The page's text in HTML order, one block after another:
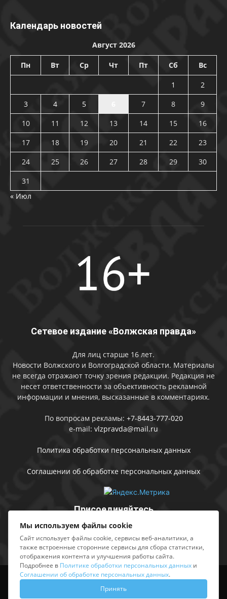
Календарь новостей
Август 2026
Пн Вт Ср Чт Пт Сб Вс
1
2
3
4 5 7 8
9
10
11 12 13 14 15
16
17
18 19 20 21 22
23
24
25 26 27 28 29
30
31
« Июл
Сетевое издание «Волжская правда»
Для лиц старше 16 лет.
Новости Волжского и Волгоградской области. Материалы
не всегда отражают точку зрения редакции. Редакция не
несет ответственности за объективность рекламной
информации и мнения, высказанные в комментариях.
По вопросам рекламы: +7-8443-777-020
e-mail: vlzpravda@mail.ru
Политика обработки персональных данных
Соглашении об обработке персональных данных
Присоединяйтесь
Выходные данные Sing in
© АМУ «Редакция газеты «Волжская правда», 2012-2026
Мы используем файлы cookie
Сайт использует файлы cookie, сервисы веб-аналитики, а
также встроенные сторонние сервисы для сбора статистики,
отображения контента и улучшения работы сайта.
Подробнее в Политике обработки персональных данных и
Соглашении об обработке персональных данных.
Принять